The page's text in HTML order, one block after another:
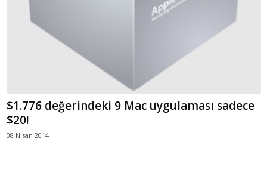
$1.776 değerindeki 9 Mac uygulaması sadece
$20!
08 Nisan 2014